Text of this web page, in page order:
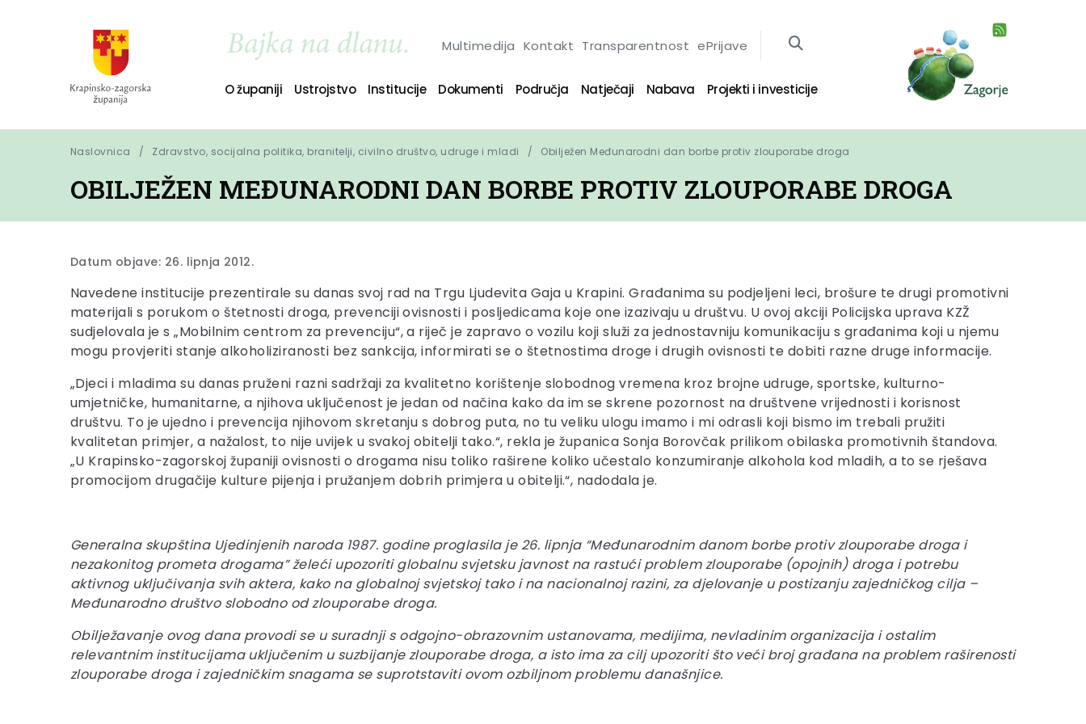
Multimedija Kontakt Transparentnost ePrijave
O županiji Ustrojstvo Institucije Dokumenti Područja Natječaji Nabava Projekti i investicije
Naslovnica Zdravstvo, socijalna politika, branitelji, civilno društvo, udruge i mladi Obilježen Međunarodni dan borbe protiv zlouporabe droga
OBILJEŽEN MEĐUNARODNI DAN BORBE PROTIV ZLOUPORABE DROGA
Datum objave: 26. lipnja 2012.
Navedene institucije prezentirale su danas svoj rad na Trgu Ljudevita Gaja u Krapini. Građanima su podjeljeni leci, brošure te drugi promotivni
materijali s porukom o štetnosti droga, prevenciji ovisnosti i posljedicama koje one izazivaju u društvu. U ovoj akciji Policijska uprava KZŽ
sudjelovala je s „Mobilnim centrom za prevenciju“, a riječ je zapravo o vozilu koji služi za jednostavniju komunikaciju s građanima koji u njemu
mogu provjeriti stanje alkoholiziranosti bez sankcija, informirati se o štetnostima droge i drugih ovisnosti te dobiti razne druge informacije.
„Djeci i mladima su danas pruženi razni sadržaji za kvalitetno korištenje slobodnog vremena kroz brojne udruge, sportske, kulturno-
umjetničke, humanitarne, a njihova uključenost je jedan od načina kako da im se skrene pozornost na društvene vrijednosti i korisnost
društvu. To je ujedno i prevencija njihovom skretanju s dobrog puta, no tu veliku ulogu imamo i mi odrasli koji bismo im trebali pružiti
kvalitetan primjer, a nažalost, to nije uvijek u svakoj obitelji tako.“, rekla je županica Sonja Borovčak prilikom obilaska promotivnih štandova.
„U Krapinsko-zagorskoj županiji ovisnosti o drogama nisu toliko raširene koliko učestalo konzumiranje alkohola kod mladih, a to se rješava
promocijom drugačije kulture pijenja i pružanjem dobrih primjera u obitelji.“, nadodala je.
Generalna skupština Ujedinjenih naroda 1987. godine proglasila je 26. lipnja “Međunarodnim danom borbe protiv zlouporabe droga i
nezakonitog prometa drogama” želeći upozoriti globalnu svjetsku javnost na rastući problem zlouporabe (opojnih) droga i potrebu
aktivnog uključivanja svih aktera, kako na globalnoj svjetskoj tako i na nacionalnoj razini, za djelovanje u postizanju zajedničkog cilja –
Međunarodno društvo slobodno od zlouporabe droga.
Obilježavanje ovog dana provodi se u suradnji s odgojno-obrazovnim ustanovama, medijima, nevladinim organizacija i ostalim
relevantnim institucijama uključenim u suzbijanje zlouporabe droga, a isto ima za cilj upozoriti što veći broj građana na problem raširenosti
zlouporabe droga i zajedničkim snagama se suprotstaviti ovom ozbiljnom problemu današnjice.